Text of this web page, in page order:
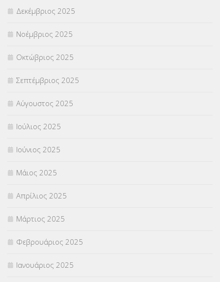
ΣΧΟΛΙΚΟΙ ΣΥΜΒΟΥΛΟΙ
ΥΠΕΡΑΡΙΘΜΟΙ(1)
ΥΠΟΤΡΟΦΙΕΣ(28)
ΦΥΣΙΚΗ ΑΓΩΓΗ(692)
Χωρίς κατηγορία
Δεκέμβριος 2025
Νοέμβριος 2025
Οκτώβριος 2025
Σεπτέμβριος 2025
Αύγουστος 2025
Ιούλιος 2025
Ιούνιος 2025
Μάιος 2025
Απρίλιος 2025
Μάρτιος 2025
Φεβρουάριος 2025
Ιανουάριος 2025